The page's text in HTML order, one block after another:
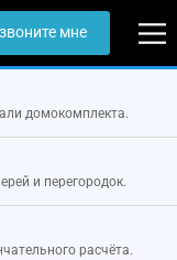
мне
домокомплекта.
и перегородок.
расчёта.